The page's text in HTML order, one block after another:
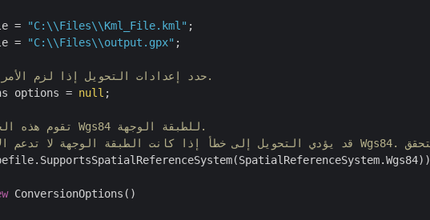
= "C:\\Files\\Kml_File.kml"
=
"C:\\Files\\output.gpx" ;
// حدد إعدادات التحويل إذا لزم الأمر. إنه اختياري.
options = null ;
// تقوم هذه الخيارات بتعيين Wgs84 للطبقة الوجهة.
ConversionOptions()